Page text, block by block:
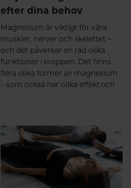
efter dina behov
Magnesium är viktigt för våra
muskler, nerver och skelettet –
och det påverkar en rad olika
funktioner i kroppen. Det finns
flera olika former av magnesium
– som också har olika effekt och
produkt efter dina behov.